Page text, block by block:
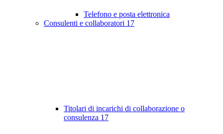
Telefono e posta elettronica
Consulenti e collaboratori 17
Titolari di incarichi di collaborazione o
consulenza 17